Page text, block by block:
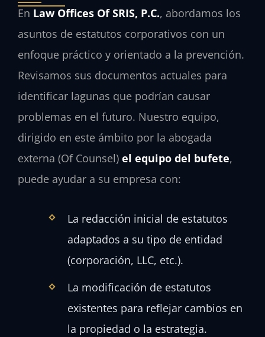
En Law Offices Of SRIS, P.C., abordamos los
asuntos de estatutos corporativos con un
enfoque práctico y orientado a la prevención.
Revisamos sus documentos actuales para
identificar lagunas que podrían causar
problemas en el futuro. Nuestro equipo,
dirigido en este ámbito por la abogada
externa (Of Counsel) el equipo del bufete,
puede ayudar a su empresa con:
La redacción inicial de estatutos
adaptados a su tipo de entidad
(corporación, LLC, etc.).
La modificación de estatutos
existentes para reflejar cambios en
la propiedad o la estrategia.